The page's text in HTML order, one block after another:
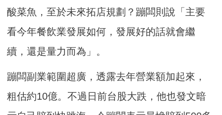
酸菜魚，至於未來拓店規劃？蹦闆則說「主要
看今年餐飲業發展如何，發展好的話就會繼
續，還是量力而為」。
蹦闆副業範圍超廣，透露去年營業額加起來，
粗估約10億。不過日前台股大跌，他也發文暗